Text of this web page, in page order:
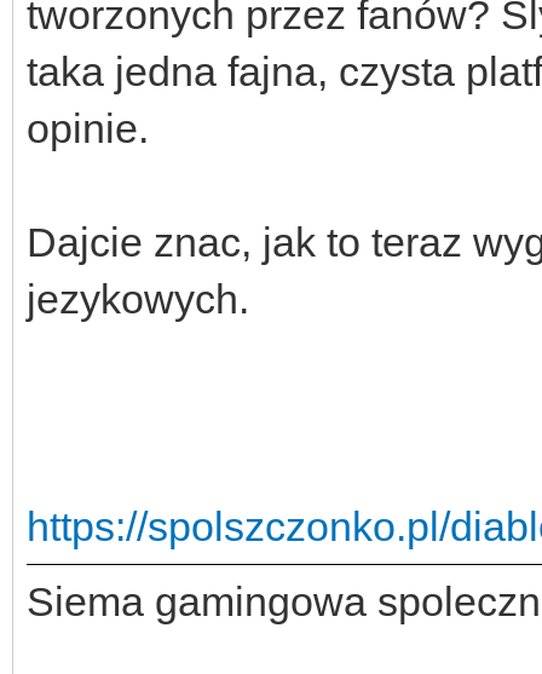
tworzonych przez fanów?
taka jedna fajna, czysta
opinie.
Dajcie znac, jak to teraz
jezykowych.
https://spolszczonko.pl/
Siema gamingowa